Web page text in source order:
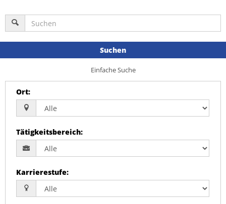
Suchen
Einfache Suche
Ort:
Tätigkeitsbereich:
Karrierestufe: